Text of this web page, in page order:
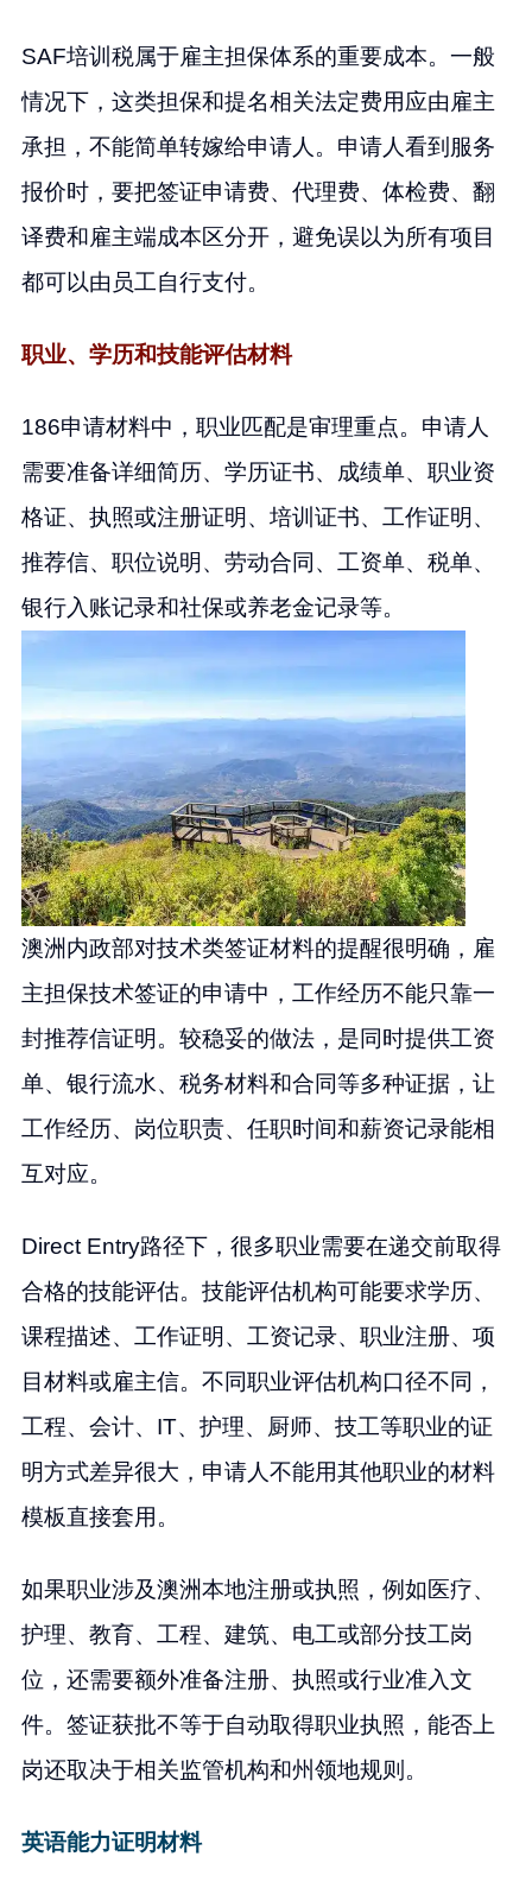
SAF培训税属于雇主担保体系的重要成本。一般
情况下，这类担保和提名相关法定费用应由雇主
承担，不能简单转嫁给申请人。申请人看到服务
报价时，要把签证申请费、代理费、体检费、翻
译费和雇主端成本区分开，避免误以为所有项目
都可以由员工自行支付。
职业、学历和技能评估材料
186申请材料中，职业匹配是审理重点。申请人
需要准备详细简历、学历证书、成绩单、职业资
格证、执照或注册证明、培训证书、工作证明、
推荐信、职位说明、劳动合同、工资单、税单、
银行入账记录和社保或养老金记录等。
澳洲内政部对技术类签证材料的提醒很明确，雇
主担保技术签证的申请中，工作经历不能只靠一
封推荐信证明。较稳妥的做法，是同时提供工资
单、银行流水、税务材料和合同等多种证据，让
工作经历、岗位职责、任职时间和薪资记录能相
互对应。
Direct Entry路径下，很多职业需要在递交前取得
合格的技能评估。技能评估机构可能要求学历、
课程描述、工作证明、工资记录、职业注册、项
目材料或雇主信。不同职业评估机构口径不同，
工程、会计、IT、护理、厨师、技工等职业的证
明方式差异很大，申请人不能用其他职业的材料
模板直接套用。
如果职业涉及澳洲本地注册或执照，例如医疗、
护理、教育、工程、建筑、电工或部分技工岗
位，还需要额外准备注册、执照或行业准入文
件。签证获批不等于自动取得职业执照，能否上
岗还取决于相关监管机构和州领地规则。
英语能力证明材料